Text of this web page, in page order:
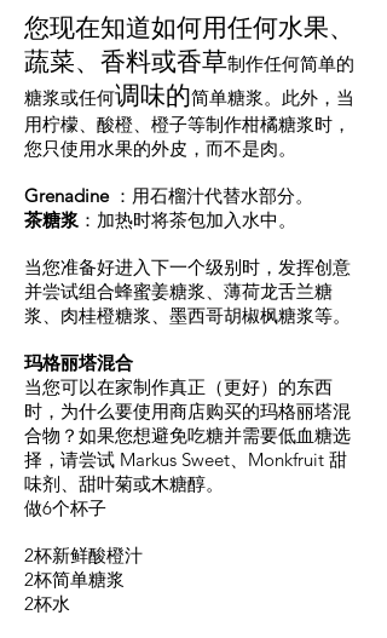
您现在知道如何用任何水果、
蔬菜、香料或香草制作任何简单的
糖浆或任何调味的简单糖浆。此外，当
用柠檬、酸橙、橙子等制作柑橘糖浆时，
您只使用水果的外皮，而不是肉。
Grenadine：用石榴汁代替水部分。
茶糖浆 ：加热时将茶包加入水中。
当您准备好进入下一个级别时，发挥创意
并尝试组合蜂蜜姜糖浆、薄荷龙舌兰糖
浆、肉桂橙糖浆、墨西哥胡椒枫糖浆等。
玛格丽塔混合
当您可以在家制作真正（更好）的东西
时，为什么要使用商店购买的玛格丽塔混
合物？如果您想避免吃糖并需要低血糖选
择，请尝试 Markus Sweet、Monkfruit 甜
味剂、甜叶菊或木糖醇。
做6个杯子
2杯新鲜酸橙汁
2杯简单糖浆
2杯水